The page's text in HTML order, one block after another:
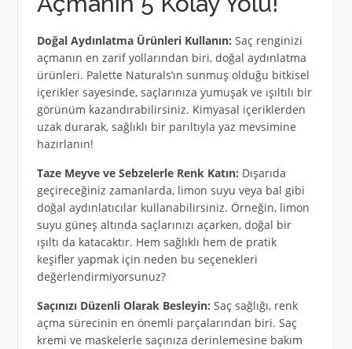
Doğal Aydınlatma Ürünleri Kullanın: Saç renginizi
açmanın en zarif yollarından biri, doğal aydınlatma
ürünleri. Palette Naturals’ın sunmuş olduğu bitkisel
içerikler sayesinde, saçlarınıza yumuşak ve ışıltılı bir
görünüm kazandırabilirsiniz. Kimyasal içeriklerden
uzak durarak, sağlıklı bir parıltıyla yaz mevsimine
hazırlanın!
Taze Meyve ve Sebzelerle Renk Katın: Dışarıda
geçireceğiniz zamanlarda, limon suyu veya bal gibi
doğal aydınlatıcılar kullanabilirsiniz. Örneğin, limon
suyu güneş altında saçlarınızı açarken, doğal bir
ışıltı da katacaktır. Hem sağlıklı hem de pratik
keşifler yapmak için neden bu seçenekleri
değerlendirmiyorsunuz?
Saçınızı Düzenli Olarak Besleyin: Saç sağlığı, renk
açma sürecinin en önemli parçalarından biri. Saç
kremi ve maskelerle saçınıza derinlemesine bakım